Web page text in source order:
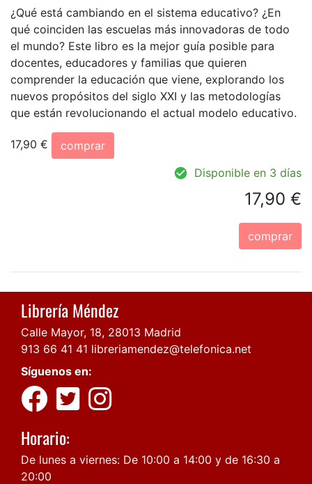
¿Qué está cambiando en el sistema educativo? ¿En
qué coinciden las escuelas más innovadoras de todo
el mundo? Este libro es la mejor guía posible para
docentes, educadores y familias que quieren
comprender la educación que viene, explorando los
nuevos propósitos del siglo XXI y las metodologías
que están revolucionando el actual modelo educativo.
17,90 €
comprar
Disponible en 3 días
17,90 €
comprar
Librería Méndez
Calle Mayor, 18, 28013 Madrid
913 66 41 41 libreriamendez@telefonica.net
Síguenos en:
Horario:
De lunes a viernes: De 10:00 a 14:00 y de 16:30 a
20:00